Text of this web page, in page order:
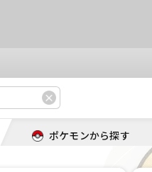
ポケモンから探す